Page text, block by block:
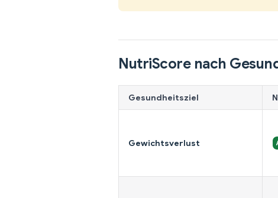
NutriScore nach
Gesundheitsziel
Gewichtsverlust